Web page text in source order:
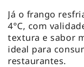
Já o frango
4°C, com
textura e sabor
ideal para
restaurantes.